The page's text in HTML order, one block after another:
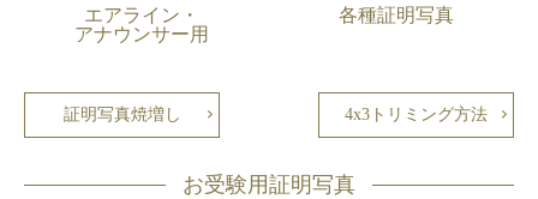
エアライン・
アナウンサー用
各種証明写真
証明写真焼増し 4x3トリミング方法
お受験用証明写真